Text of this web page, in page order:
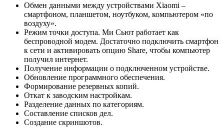
Обмен данными между устройствами Xiaomi –
смартфоном, планшетом, ноутбуком, компьютером «по
воздуху».
Режим точки доступа. Ми Сьют работает как
беспроводной модем. Достаточно подключить смартфон
к сети и активировать опцию Share, чтобы компьютер
получил интернет.
Получение информации о подключенном устройстве.
Обновление программного обеспечения.
Формирование резервных копий.
Откат к заводским настройкам.
Разделение данных по категориям.
Составление списков дел.
Создание скриншотов.